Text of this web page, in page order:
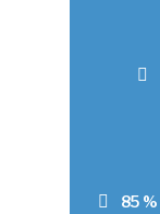
85 %